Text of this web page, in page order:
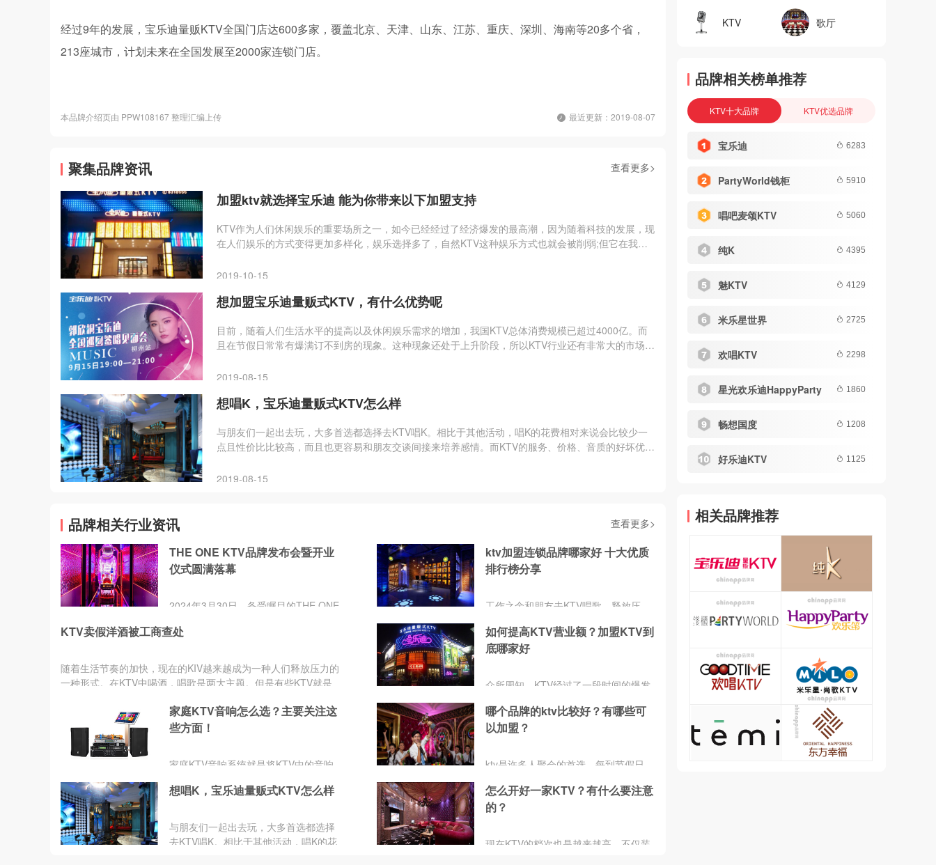
经过9年的发展，宝乐迪量贩KTV全国门店达600多家，覆盖北京、天津、山东、江苏、重庆、深圳、海南等20多个省，
213座城市，计划未来在全国发展至2000家连锁门店。
本品牌介绍页由 PPW108167 整理汇编上传 最近更新：2019-08-07
聚集品牌资讯 查看更多>
加盟ktv就选择宝乐迪 能为你带来以下加盟支持
KTV作为人们休闲娱乐的重要场所之一，如今已经经过了经济爆发的最高潮，因为随着科技的发展，现
在人们娱乐的方式变得更加多样化，娱乐选择多了，自然KTV这种娱乐方式也就会被削弱;但它在我们
2019-10-15
想加盟宝乐迪量贩式KTV，有什么优势呢
目前，随着人们生活水平的提高以及休闲娱乐需求的增加，我国KTV总体消费规模已超过4000亿。而
且在节假日常常有爆满订不到房的现象。这种现象还处于上升阶段，所以KTV行业还有非常大的市场。
2019-08-15
想唱K，宝乐迪量贩式KTV怎么样
与朋友们一起出去玩，大多首选都选择去KTV唱K。相比于其他活动，唱K的花费相对来说会比较少一
点且性价比比较高，而且也更容易和朋友交谈间接来培养感情。而KTV的服务、价格、音质的好坏优劣
2019-08-15
品牌相关行业资讯 查看更多>
THE ONE KTV品牌发布会暨开业
仪式圆满落幕
​2024年3月30日，备受瞩目的THE ONE
业典礼。活动现场，舞狮表演、画龙点
浓厚的喜庆氛围，寓意着THE ONE
KTV与大家共享财气，共创辉煌。
ktv加盟连锁品牌哪家好 十大优质
排行榜分享
工作之余和朋友去KTV唱歌，释放压
多，到底加盟哪家KTV好，加盟哪家
KTV能赚钱呢？品牌网推荐：KTV品牌
KTV卖假洋酒被工商查处
随着生活节奏的加快，现在的KIV越来越成为一种人们释放压力的
一种形式。在KTV中喝酒，唱歌是两大主题。但是有些KTV就是
如何提高KTV营业额？加盟KTV到
底哪家好
众所周知，KTV经过了一段时间的爆发
出，KTV营销你得懂。其实，要想玩出
新花样，说难也不难，如果盲目进入
真正意义上的营销，并不能增加收益。
部专业人员免费营销策划活动，帮助
KTV门店迅速打开市场，并通过营销活
动提升营业额。
家庭KTV音响怎么选？主要关注这
些方面！
​家庭KTV音响系统就是将KTV中的音响
专业的KTV演唱体验。
哪个品牌的ktv比较好？有哪些可
以加盟？
ktv是许多人聚会的首选，每到节假日，
的到，可想而知ktv行业有多么的火爆。
想唱K，宝乐迪量贩式KTV怎么样
与朋友们一起出去玩，大多首选都选择
去KTV唱K。相比于其他活动，唱K的花
怎么开好一家KTV？有什么要注意
的？
现在KTV的档次也是越来越高，不仅装
KTV 歌厅
品牌相关榜单推荐
KTV十大品牌 KTV优选品牌
宝乐迪 6283
PartyWorld钱柜 5910
唱吧麦颂KTV 5060
纯K 4395
魅KTV 4129
米乐星世界 2725
欢唱KTV 2298
星光欢乐迪HappyParty 1860
畅想国度 1208
好乐迪KTV 1125
相关品牌推荐